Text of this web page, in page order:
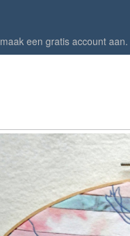
maak een gratis account aan.